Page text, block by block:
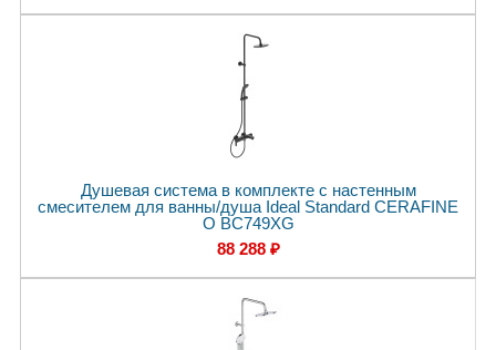
Душевая система в комплекте с настенным
смесителем для ванны/душа Ideal Standard CERAFINE
O BC749XG
88 288 ₽